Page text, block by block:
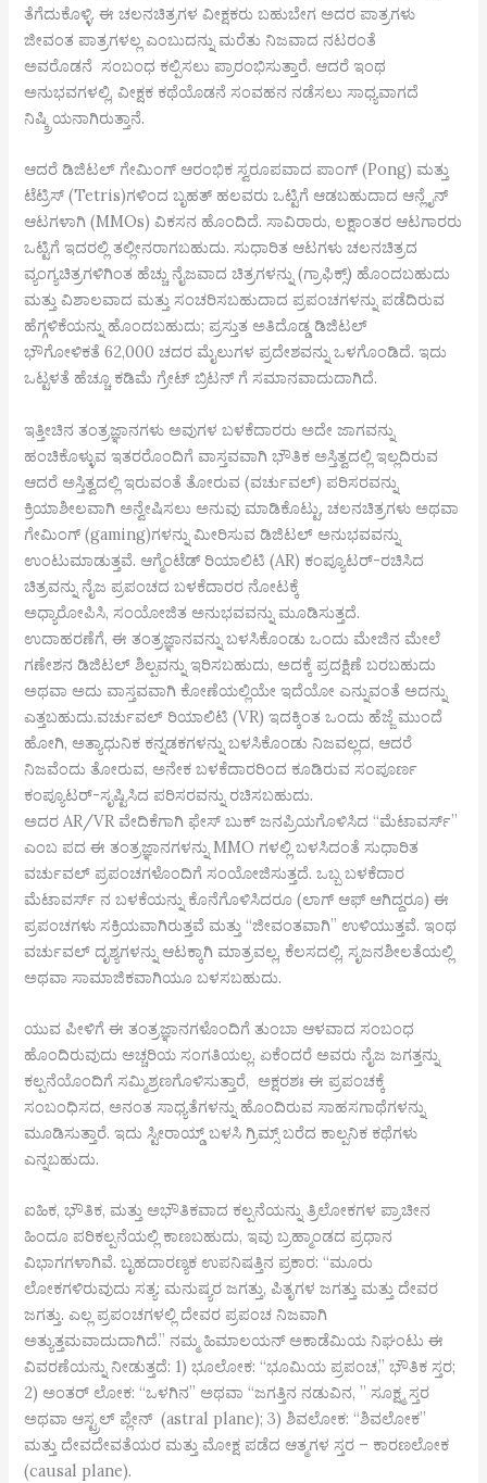
ತೆಗೆದುಕೊಳ್ಳಿ. ಈ ಚಲನಚಿತ್ರಗಳ ವೀಕ್ಷಕರು ಬಹುಬೇಗ ಅದರ ಪಾತ್ರಗಳು
ಜೀವಂತ ಪಾತ್ರಗಳಲ್ಲ ಎಂಬುದನ್ನು ಮರೆತು ನಿಜವಾದ ನಟರಂತೆ
ಅವರೊಡನೆ ಸಂಬಂಧ ಕಲ್ಪಿಸಲು ಪ್ರಾರಂಭಿಸುತ್ತಾರೆ. ಆದರೆ ಇಂಥ
ಅನುಭವಗಳಲ್ಲಿ, ವೀಕ್ಷಕ ಕಥೆಯೊಡನೆ ಸಂವಹನ ನಡೆಸಲು ಸಾಧ್ಯವಾಗದೆ
ನಿಷ್ಕ್ರಿಯನಾಗಿರುತ್ತಾನೆ.
ಆದರೆ ಡಿಜಿಟಲ್ ಗೇಮಿಂಗ್ ಆರಂಭಿಕ ಸ್ವರೂಪವಾದ ಪಾಂಗ್ (Pong) ಮತ್ತು
ಟೆಟ್ರಿಸ್ (Tetris)ಗಳಿಂದ ಬೃಹತ್ ಹಲವರು ಒಟ್ಟಿಗೆ ಆಡಬಹುದಾದ ಆನ್ಲೈನ್
ಆಟಗಳಾಗಿ (MMOs) ವಿಕಸನ ಹೊಂದಿದೆ. ಸಾವಿರಾರು, ಲಕ್ಷಾಂತರ ಆಟಗಾರರು
ಒಟ್ಟಿಗೆ ಇದರಲ್ಲಿ ತಲ್ಲೀನರಾಗಬಹುದು. ಸುಧಾರಿತ ಆಟಗಳು ಚಲನಚಿತ್ರದ
ವ್ಯಂಗ್ಯಚಿತ್ರಗಳಿಗಿಂತ ಹೆಚ್ಚು ನೈಜವಾದ ಚಿತ್ರಗಳನ್ನು (ಗ್ರಾಫಿಕ್ಸ್) ಹೊಂದಬಹುದು
ಮತ್ತು ವಿಶಾಲವಾದ ಮತ್ತು ಸಂಚರಿಸಬಹುದಾದ ಪ್ರಪಂಚಗಳನ್ನು ಪಡೆದಿರುವ
ಹೆಗ್ಗಳಿಕೆಯನ್ನು ಹೊಂದಬಹುದು; ಪ್ರಸ್ತುತ ಅತಿದೊಡ್ಡ ಡಿಜಿಟಲ್
ಭೌಗೋಳಿಕತೆ 62,000 ಚದರ ಮೈಲುಗಳ ಪ್ರದೇಶವನ್ನು ಒಳಗೊಂಡಿದೆ. ಇದು
ಒಟ್ಟಳತೆ ಹೆಚ್ಚೂ ಕಡಿಮೆ ಗ್ರೇಟ್ ಬ್ರಿಟನ್ ಗೆ ಸಮಾನವಾದುದಾಗಿದೆ.
ಇತ್ತೀಚಿನ ತಂತ್ರಜ್ಞಾನಗಳು ಅವುಗಳ ಬಳಕೆದಾರರು ಅದೇ ಜಾಗವನ್ನು
ಹಂಚಿಕೊಳ್ಳುವ ಇತರರೊಂದಿಗೆ ವಾಸ್ತವವಾಗಿ ಭೌತಿಕ ಅಸ್ತಿತ್ವದಲ್ಲಿ ಇಲ್ಲದಿರುವ
ಆದರೆ ಅಸ್ತಿತ್ವದಲ್ಲಿ ಇರುವಂತೆ ತೋರುವ (ವರ್ಚುವಲ್) ಪರಿಸರವನ್ನು
ಕ್ರಿಯಾಶೀಲವಾಗಿ ಅನ್ವೇಷಿಸಲು ಅನುವು ಮಾಡಿಕೊಟ್ಟು, ಚಲನಚಿತ್ರಗಳು ಅಥವಾ
ಗೇಮಿಂಗ್ (gaming)ಗಳನ್ನು ಮೀರಿಸುವ ಡಿಜಿಟಲ್ ಅನುಭವವನ್ನು
ಉಂಟುಮಾಡುತ್ತವೆ. ಆಗ್ಮೆಂಟೆಡ್ ರಿಯಾಲಿಟಿ (AR) ಕಂಪ್ಯೂಟರ್-ರಚಿಸಿದ
ಚಿತ್ರವನ್ನು ನೈಜ ಪ್ರಪಂಚದ ಬಳಕೆದಾರರ ನೋಟಕ್ಕೆ
ಅಧ್ಯಾರೋಪಿಸಿ, ಸಂಯೋಜಿತ ಅನುಭವವನ್ನು ಮೂಡಿಸುತ್ತದೆ.
ಉದಾಹರಣೆಗೆ, ಈ ತಂತ್ರಜ್ಞಾನವನ್ನು ಬಳಸಿಕೊಂಡು ಒಂದು ಮೇಜಿನ ಮೇಲೆ
ಗಣೇಶನ ಡಿಜಿಟಲ್ ಶಿಲ್ಪವನ್ನು ಇರಿಸಬಹುದು, ಅದಕ್ಕೆ ಪ್ರದಕ್ಷಿಣೆ ಬರಬಹುದು
ಅಥವಾ ಅದು ವಾಸ್ತವವಾಗಿ ಕೋಣೆಯಲ್ಲಿಯೇ ಇದೆಯೋ ಎನ್ನುವಂತೆ ಅದನ್ನು
ಎತ್ತಬಹುದು.ವರ್ಚುವಲ್ ರಿಯಾಲಿಟಿ (VR) ಇದಕ್ಕಿಂತ ಒಂದು ಹೆಜ್ಜೆ ಮುಂದೆ
ಹೋಗಿ, ಅತ್ಯಾಧುನಿಕ ಕನ್ನಡಕಗಳನ್ನು ಬಳಸಿಕೊಂಡು ನಿಜವಲ್ಲದ, ಆದರೆ
ನಿಜವೆಂದು ತೋರುವ, ಅನೇಕ ಬಳಕೆದಾರರಿಂದ ಕೂಡಿರುವ ಸಂಪೂರ್ಣ
ಕಂಪ್ಯೂಟರ್-ಸೃಷ್ಟಿಸಿದ ಪರಿಸರವನ್ನು ರಚಿಸಬಹುದು.
ಅದರ AR/VR ವೇದಿಕೆಗಾಗಿ ಫೇಸ್ ಬುಕ್ ಜನಪ್ರಿಯಗೊಳಿಸಿದ “ಮೆಟಾವರ್ಸ್”
ಎಂಬ ಪದ ಈ ತಂತ್ರಜ್ಞಾನಗಳನ್ನು MMO ಗಳಲ್ಲಿ ಬಳಸಿದಂತೆ ಸುಧಾರಿತ
ವರ್ಚುವಲ್ ಪ್ರಪಂಚಗಳೊಂದಿಗೆ ಸಂಯೋಜಿಸುತ್ತದೆ. ಒಬ್ಬ ಬಳಕೆದಾರ
ಮೆಟಾವರ್ಸ್ ನ ಬಳಕೆಯನ್ನು ಕೊನೆಗೊಳಿಸಿದರೂ (ಲಾಗ್ ಆಫ್ ಆಗಿದ್ದರೂ) ಈ
ಪ್ರಪಂಚಗಳು ಸಕ್ರಿಯವಾಗಿರುತ್ತವೆ ಮತ್ತು “ಜೀವಂತವಾಗಿ” ಉಳಿಯುತ್ತವೆ. ಇಂಥ
ವರ್ಚುವಲ್ ದೃಶ್ಯಗಳನ್ನು ಆಟಕ್ಕಾಗಿ ಮಾತ್ರವಲ್ಲ, ಕೆಲಸದಲ್ಲಿ, ಸೃಜನಶೀಲತೆಯಲ್ಲಿ
ಅಥವಾ ಸಾಮಾಜಿಕವಾಗಿಯೂ ಬಳಸಬಹುದು.
ಯುವ ಪೀಳಿಗೆ ಈ ತಂತ್ರಜ್ಞಾನಗಳೊಂದಿಗೆ ತುಂಬಾ ಆಳವಾದ ಸಂಬಂಧ
ಹೊಂದಿರುವುದು ಅಚ್ಚರಿಯ ಸಂಗತಿಯಲ್ಲ. ಏಕೆಂದರೆ ಅವರು ನೈಜ ಜಗತ್ತನ್ನು
ಕಲ್ಪನೆಯೊಂದಿಗೆ ಸಮ್ಮಿಶ್ರಣಗೊಳಿಸುತ್ತಾರೆ, ಅಕ್ಷರಶಃ ಈ ಪ್ರಪಂಚಕ್ಕೆ
ಸಂಬಂಧಿಸದ, ಅನಂತ ಸಾಧ್ಯತೆಗಳನ್ನು ಹೊಂದಿರುವ ಸಾಹಸಗಾಥೆಗಳನ್ನು
ಮೂಡಿಸುತ್ತಾರೆ. ಇದು ಸ್ಟೀರಾಯ್ಡ್ ಬಳಸಿ ಗ್ರಿಮ್ಸ್ ಬರೆದ ಕಾಲ್ಪನಿಕ ಕಥೆಗಳು
ಎನ್ನಬಹುದು.
ಐಹಿಕ, ಭೌತಿಕ, ಮತ್ತು ಅಭೌತಿಕವಾದ ಕಲ್ಪನೆಯನ್ನು ತ್ರಿಲೋಕಗಳ ಪ್ರಾಚೀನ
ಹಿಂದೂ ಪರಿಕಲ್ಪನೆಯಲ್ಲಿ ಕಾಣಬಹುದು, ಇವು ಬ್ರಹ್ಮಾಂಡದ ಪ್ರಧಾನ
ವಿಭಾಗಗಳಾಗಿವೆ. ಬೃಹದಾರಣ್ಯಕ ಉಪನಿಷತ್ತಿನ ಪ್ರಕಾರ: “ಮೂರು
ಲೋಕಗಳಿರುವುದು ಸತ್ಯ: ಮನುಷ್ಯರ ಜಗತ್ತು, ಪಿತೃಗಳ ಜಗತ್ತು ಮತ್ತು ದೇವರ
ಜಗತ್ತು. ಎಲ್ಲ ಪ್ರಪಂಚಗಳಲ್ಲಿ ದೇವರ ಪ್ರಪಂಚ ನಿಜವಾಗಿ
ಅತ್ಯುತ್ತಮವಾದುದಾಗಿದೆ.” ನಮ್ಮ ಹಿಮಾಲಯನ್ ಅಕಾಡೆಮಿಯ ನಿಘಂಟು ಈ
ವಿವರಣೆಯನ್ನು ನೀಡುತ್ತದೆ: 1) ಭೂಲೋಕ: “ಭೂಮಿಯ ಪ್ರಪಂಚ,” ಭೌತಿಕ ಸ್ತರ;
2) ಅಂತರ್ ಲೋಕ: “ಒಳಗಿನ” ಅಥವಾ “ಜಗತ್ತಿನ ನಡುವಿನ, ” ಸೂಕ್ಷ್ಮ ಸ್ತರ
ಅಥವಾ ಆಸ್ಟ್ರಲ್ ಪ್ಲೇನ್ (astral plane); 3) ಶಿವಲೋಕ: “ಶಿವಲೋಕ”
ಮತ್ತು ದೇವದೇವತೆಯರ ಮತ್ತು ಮೋಕ್ಷ ಪಡೆದ ಆತ್ಮಗಳ ಸ್ತರ – ಕಾರಣಲೋಕ
(causal plane).